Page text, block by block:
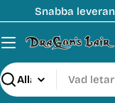
till
innehåll
Snabba
Sök